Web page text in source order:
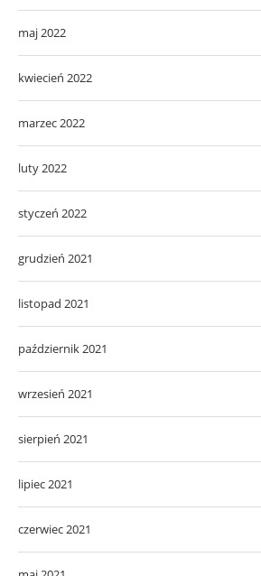
maj 2022
kwiecień 2022
marzec 2022
luty 2022
styczeń 2022
grudzień 2021
listopad 2021
październik 2021
wrzesień 2021
sierpień 2021
lipiec 2021
czerwiec 2021